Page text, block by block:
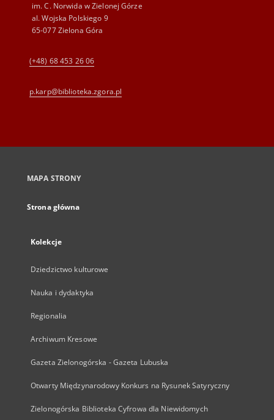
im. C. Norwida w Zielonej Górze
al. Wojska Polskiego 9
65-077 Zielona Góra
(+48) 68 453 26 06
p.karp@biblioteka.zgora.pl
MAPA STRONY
Strona główna
Kolekcje
Dziedzictwo kulturowe
Nauka i dydaktyka
Regionalia
Archiwum Kresowe
Gazeta Zielonogórska - Gazeta Lubuska
Otwarty Międzynarodowy Konkurs na Rysunek Satyryczny
Zielonogórska Biblioteka Cyfrowa dla Niewidomych